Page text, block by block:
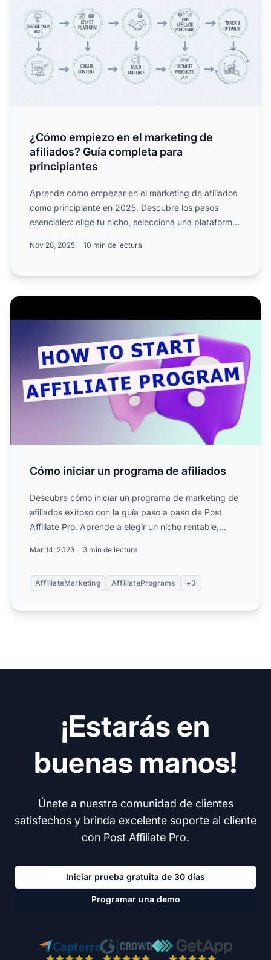
¿Cómo empiezo en el marketing de
afiliados? Guía completa para
principiantes
Aprende cómo empezar en el marketing de afiliados
como principiante en 2025. Descubre los pasos
esenciales: elige tu nicho, selecciona una plataforma,
Nov 28, 2025 10 min de lectura
Cómo iniciar un programa de afiliados
Cómo iniciar un programa de afiliados
Descubre cómo iniciar un programa de marketing de
afiliados exitoso con la guía paso a paso de Post
Affiliate Pro. Aprende a elegir un nicho rentable,
Mar 14, 2023 3 min de lectura
AffiliateMarketing AffiliatePrograms +3
¡Estarás en
buenas manos!
Únete a nuestra comunidad de clientes
satisfechos y brinda excelente soporte al cliente
con Post Affiliate Pro.
Iniciar prueba gratuita de 30 días
Programar una demo